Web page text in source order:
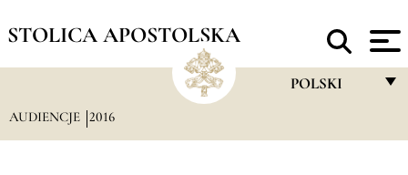
STOLICA APOSTOLSKA
POLSKI
AUDIENCJE 2016